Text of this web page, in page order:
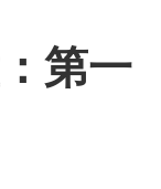
第一